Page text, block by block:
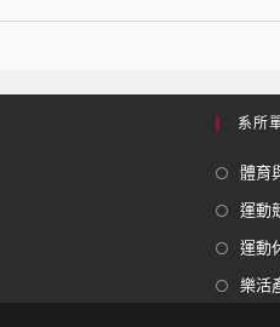
系所
體育
運動
運動
樂活